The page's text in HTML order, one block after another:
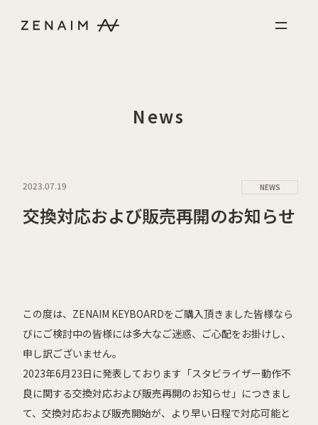
News
2023.07.19 NEWS
交換対応および販売再開のお知らせ
この度は、ZENAIM KEYBOARDをご購入頂きました皆様なら
びにご検討中の皆様には多大なご迷惑、ご心配をお掛けし、
申し訳ございません。
2023年6月23日に発表しております「スタビライザー動作不
良に関する交換対応および販売再開のお知らせ」につきまし
て、 交換対応および販売開始が、より早い日程で対応可能と